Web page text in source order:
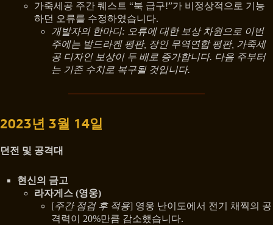
가죽세공 주간 퀘스트 “북 급구!”가 비정상적으로 기능
하던 오류를 수정하였습니다.
개발자의 한마디: 오류에 대한 보상 차원으로 이번
주에는 발드라켄 평판, 장인 무역연합 평판, 가죽세
공 디자인 보상이 두 배로 증가합니다. 다음 주부터
는 기존 수치로 복구될 것입니다.
2023년 3월 14일
던전 및 공격대
현신의 금고
라자게스 (영웅)
[주간 점검 후 적용] 영웅 난이도에서 전기 채찍의 공
격력이 20%만큼 감소했습니다.